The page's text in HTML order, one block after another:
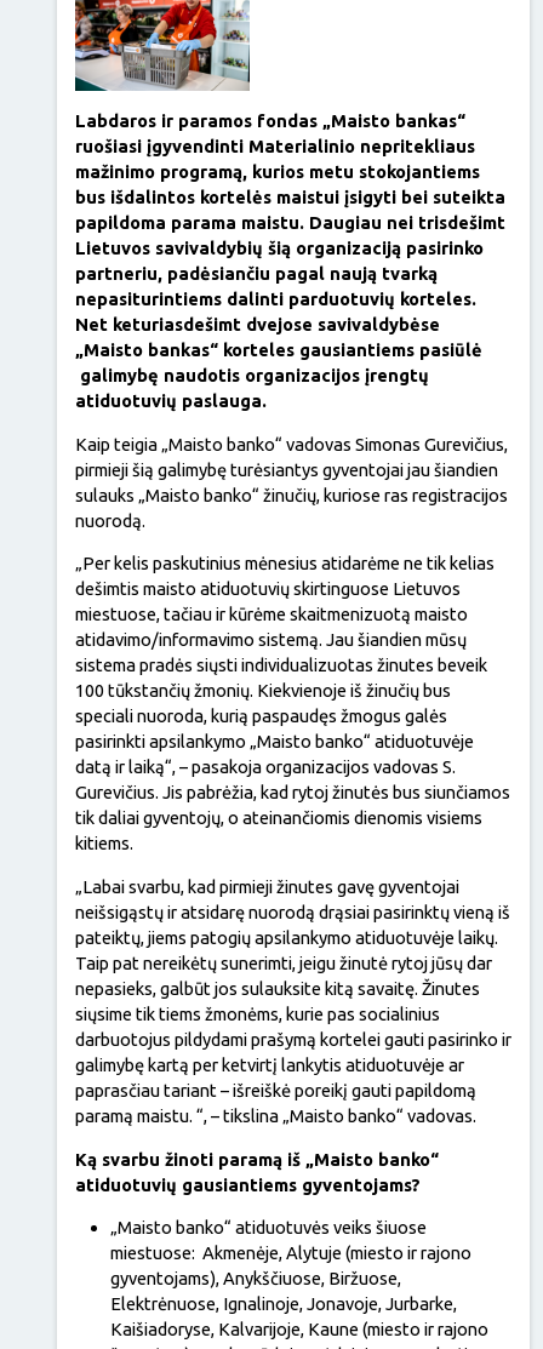
Labdaros ir paramos fondas „Maisto bankas“
ruošiasi įgyvendinti Materialinio nepritekliaus
mažinimo programą, kurios metu stokojantiems
bus išdalintos kortelės maistui įsigyti bei suteikta
papildoma parama maistu. Daugiau nei trisdešimt
Lietuvos savivaldybių šią organizaciją pasirinko
partneriu, padėsiančiu pagal naują tvarką
nepasiturintiems dalinti parduotuvių korteles.
Net keturiasdešimt dvejose savivaldybėse
„Maisto bankas“ korteles gausiantiems pasiūlė
galimybę naudotis organizacijos įrengtų
atiduotuvių paslauga.
Kaip teigia „Maisto banko“ vadovas Simonas Gurevičius,
pirmieji šią galimybę turėsiantys gyventojai jau šiandien
sulauks „Maisto banko“ žinučių, kuriose ras registracijos
nuorodą.
„Per kelis paskutinius mėnesius atidarėme ne tik kelias
dešimtis maisto atiduotuvių skirtinguose Lietuvos
miestuose, tačiau ir kūrėme skaitmenizuotą maisto
atidavimo/informavimo sistemą. Jau šiandien mūsų
sistema pradės siųsti individualizuotas žinutes beveik
100 tūkstančių žmonių. Kiekvienoje iš žinučių bus
speciali nuoroda, kurią paspaudęs žmogus galės
pasirinkti apsilankymo „Maisto banko“ atiduotuvėje
datą ir laiką“, – pasakoja organizacijos vadovas S.
Gurevičius. Jis pabrėžia, kad rytoj žinutės bus siunčiamos
tik daliai gyventojų, o ateinančiomis dienomis visiems
kitiems.
„Labai svarbu, kad pirmieji žinutes gavę gyventojai
neišsigąstų ir atsidarę nuorodą drąsiai pasirinktų vieną iš
pateiktų, jiems patogių apsilankymo atiduotuvėje laikų.
Taip pat nereikėtų sunerimti, jeigu žinutė rytoj jūsų dar
nepasieks, galbūt jos sulauksite kitą savaitę. Žinutes
siųsime tik tiems žmonėms, kurie pas socialinius
darbuotojus pildydami prašymą kortelei gauti pasirinko ir
galimybę kartą per ketvirtį lankytis atiduotuvėje ar
paprasčiau tariant – išreiškė poreikį gauti papildomą
paramą maistu. “, – tikslina „Maisto banko“ vadovas.
Ką svarbu žinoti paramą iš „Maisto banko“
atiduotuvių gausiantiems gyventojams?
„Maisto banko“ atiduotuvės veiks šiuose
miestuose: Akmenėje, Alytuje (miesto ir rajono
gyventojams), Anykščiuose, Biržuose,
Elektrėnuose, Ignalinoje, Jonavoje, Jurbarke,
Kaišiadoryse, Kalvarijoje, Kaune (miesto ir rajono